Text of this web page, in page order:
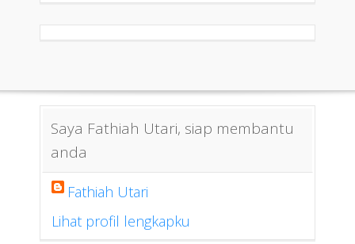
Saya Fathiah Utari, siap membantu
anda
Fathiah Utari
Lihat profil lengkapku